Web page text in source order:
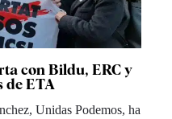
con Bildu, ERC y
de ETA
Unidas Podemos, ha